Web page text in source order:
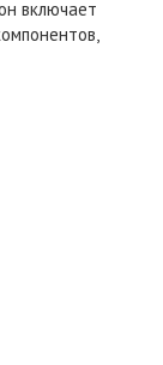
включает